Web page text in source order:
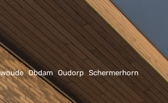
Obdam Oudorp Schermerhorn